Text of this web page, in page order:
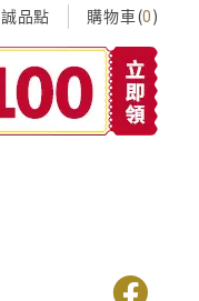
誠品點 購物車(0)